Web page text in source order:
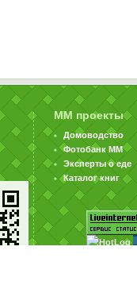
ММ проекты
Домоводство
Фотобанк ММ
Эксперты о еде
Каталог книг